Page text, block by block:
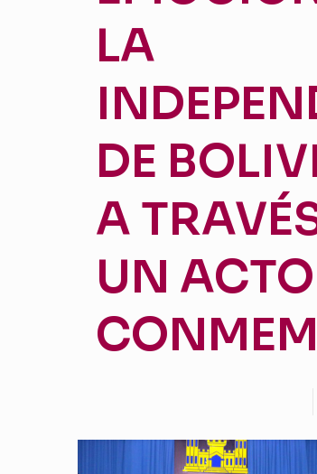
LA
DE
A
UN ACTO